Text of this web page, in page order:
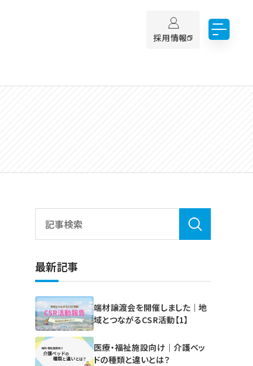
採用情報
最新記事
端材譲渡会を開催しました｜地
域とつながるCSR活動【1】
医療・福祉施設向け｜介護ベッ
ドの種類と違いとは？